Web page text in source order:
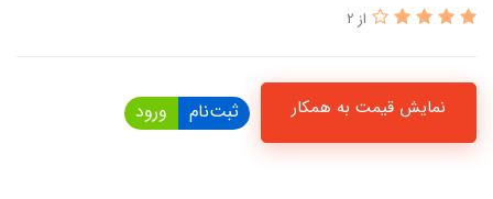
از 2
نمایش قیمت به همکار ثبت‌نام ورود